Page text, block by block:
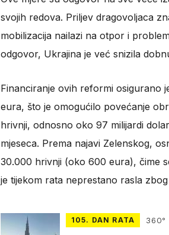
svojih redova. Priljev dragovoljaca
mobilizacija nailazi na otpor i
odgovor, Ukrajina je već snizila
Financiranje ovih reformi osigurano
eura, što je omogućilo povećanje
hrivnji, odnosno oko 97 milijardi
mjeseca. Prema najavi Zelenskog,
30.000 hrivnji (oko 600 eura), čime
je tijekom rata neprestano rasla
105. DAN RATA 360°